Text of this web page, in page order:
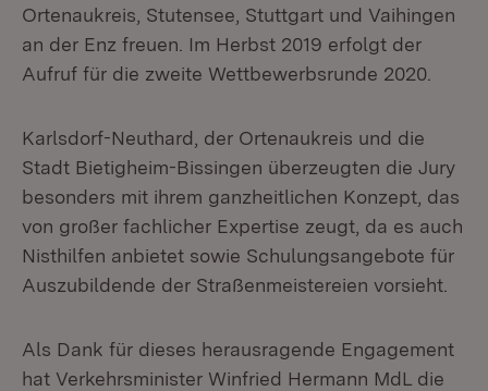
Ortenaukreis, Stutensee, Stuttgart und Vaihingen
an der Enz freuen. Im Herbst 2019 erfolgt der
Aufruf für die zweite Wettbewerbsrunde 2020.
Karlsdorf-Neuthard, der Ortenaukreis und die
Stadt Bietigheim-Bissingen überzeugten die Jury
besonders mit ihrem ganzheitlichen Konzept, das
von großer fachlicher Expertise zeugt, da es auch
Nisthilfen anbietet sowie Schulungsangebote für
Auszubildende der Straßenmeistereien vorsieht.
Als Dank für dieses herausragende Engagement
hat Verkehrsminister Winfried Hermann MdL die